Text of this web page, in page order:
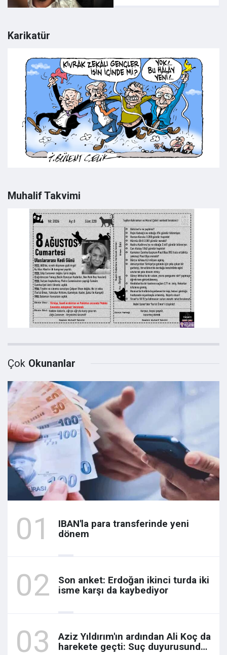
Karikatür
Muhalif Takvimi
Çok Okunanlar
IBAN'la para transferinde yeni
dönem
Son anket: Erdoğan ikinci turda iki
isme karşı da kaybediyor
Aziz Yıldırım'ın ardından Ali Koç da
harekete geçti: Suç duyurusunda